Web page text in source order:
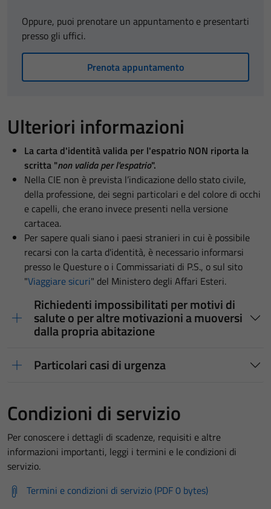
Oppure, puoi prenotare un appuntamento e presentarti
presso gli uffici.
Prenota appuntamento
Ulteriori informazioni
La carta d'identità valida per l'espatrio NON riporta la
scritta "non valida per l'espatrio".
Nella CIE non è prevista l’indicazione dello stato civile,
della professione, dei segni particolari e del colore di occhi
e capelli, che erano invece presenti nella versione
cartacea.
Per sapere quali siano i paesi stranieri in cui è possibile
recarsi con la carta d'identità, è necessario informarsi
presso le Questure o i Commissariati di P.S., o sul sito
"Viaggiare sicuri" del Ministero degli Affari Esteri.
Richiedenti impossibilitati per motivi di
salute o per altre motivazioni a muoversi
dalla propria abitazione
Particolari casi di urgenza
Condizioni di servizio
Per conoscere i dettagli di scadenze, requisiti e altre
informazioni importanti, leggi i termini e le condizioni di
servizio.
Termini e condizioni di servizio (PDF 0 bytes)